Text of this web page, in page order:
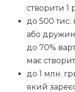
створити 1
до 500 тис.
або
до 70%
має
до 1 млн.
який